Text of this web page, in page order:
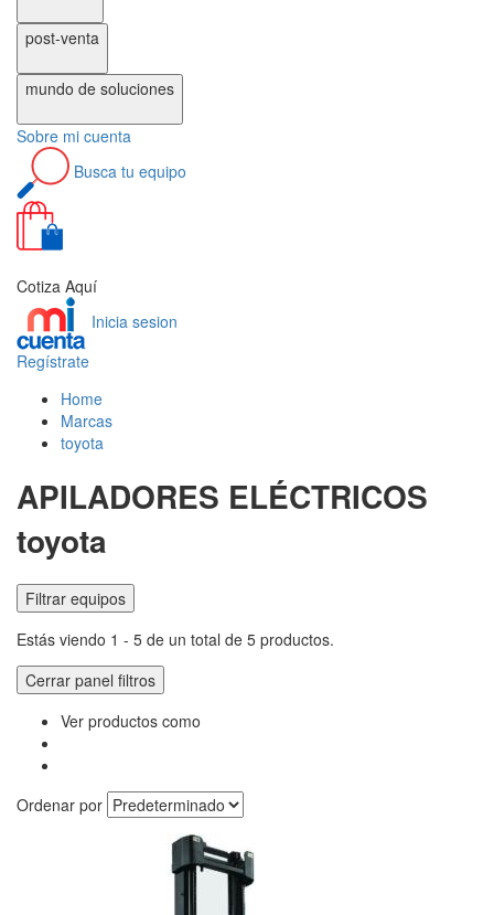
post-venta
mundo de soluciones
Sobre mi cuenta
Busca tu equipo
Cotiza Aquí
Inicia sesion
Regístrate
Home
Marcas
toyota
APILADORES ELÉCTRICOS
toyota
Filtrar equipos
Estás viendo 1 - 5 de un total de 5 productos.
Cerrar panel filtros
Ver productos como
Ordenar por